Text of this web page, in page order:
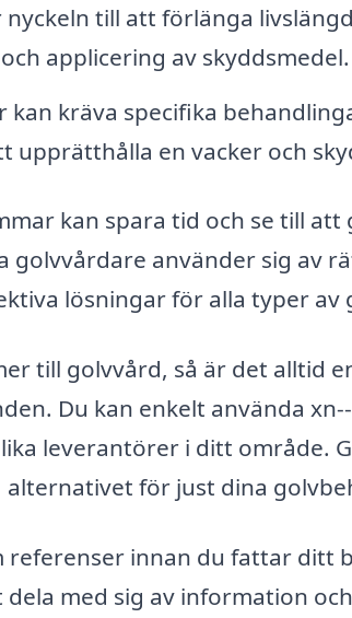
till att förlänga
applicering av skyddsmedel.
kan kräva specifika
en vacker och
kan spara tid och se till att
golvvårdare använder sig av
lösningar för alla typer av
till golvvård, så är det alltid
Du kan enkelt använda
leverantörer i ditt område.
för just dina
referenser innan du fattar ditt
med sig av information